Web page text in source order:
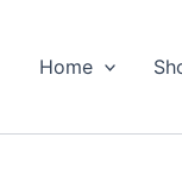
Home